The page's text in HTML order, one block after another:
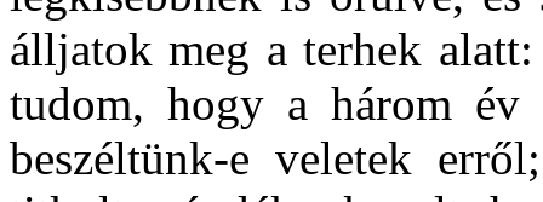
álljatok meg a terhek
tudom, hogy a három
beszéltünk-e veletek